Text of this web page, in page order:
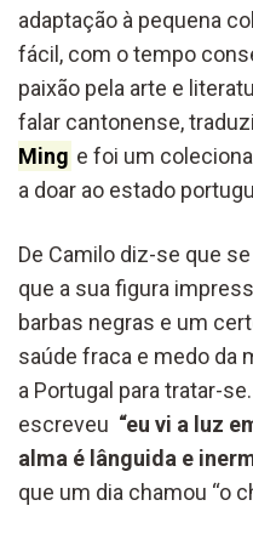
adaptação à pequena
fácil, com o tempo
paixão pela arte e
falar cantonense,
Ming e foi um
a doar ao estado
De Camilo diz-se que
que a sua figura
barbas negras e um
saúde fraca e medo da
a Portugal para tratar-
escreveu “eu vi a luz
alma é lânguida e
que um dia chamou “o